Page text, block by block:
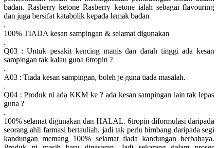
badan. Rasberry ketone Rasberry ketone ialah sebagai flavouring
dan juga bersifat katabolik kepada lemak badan
.
100% TIADA kesan sampingan & selamat digunakan
.
Q03 : Untuk pesakit kencing manis dan darah tinggi ada kesan
sampingan tak kalau guna 6tropin ?
.
A03 : Tiada kesan sampingan, boleh je guna tiada masalah.
.
Q04 : Produk ni ada KKM ke ? ada kesan sampingan lain tak lepas
guna ?
.
100% selamat digunakan dan HALAL. 6tropin diformulasi daripada
seorang ahli farmasi bertauliah, jadi tak perlu bimbang daripada segi
kandungan memang 100% selamat tiada kandungan berbahaya.